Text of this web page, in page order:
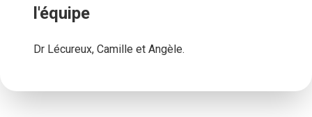
l'équipe
Dr Lécureux, Camille et Angèle.